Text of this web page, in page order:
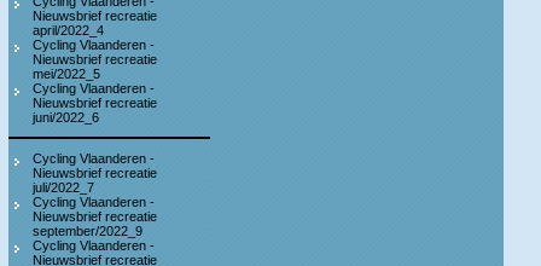
Nieuwsbrief recreatie
april/2022_4
Cycling Vlaanderen -
Nieuwsbrief recreatie
mei/2022_5
Cycling Vlaanderen -
Nieuwsbrief recreatie
juni/2022_6
Cycling Vlaanderen -
Nieuwsbrief recreatie
juli/2022_7
Cycling Vlaanderen -
Nieuwsbrief recreatie
september/2022_9
Cycling Vlaanderen -
Nieuwsbrief recreatie